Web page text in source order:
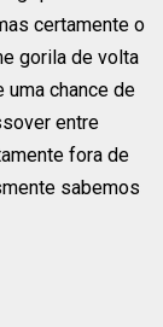
certamente o
gorila de volta
uma chance de
entre
fora de
sabemos